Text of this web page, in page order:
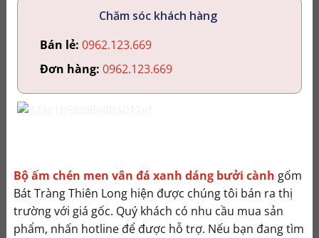
Chăm sóc khách hàng
Bán lẻ: 0962.123.669
Đơn hàng: 0962.123.669
Bộ ấm chén men vân đá xanh dáng bưởi cành gốm
Bát Tràng Thiên Long hiện được chúng tôi bán ra thị
trường với giá gốc. Quý khách có nhu cầu mua sản
phẩm, nhấn hotline để được hỗ trợ. Nếu bạn đang tìm